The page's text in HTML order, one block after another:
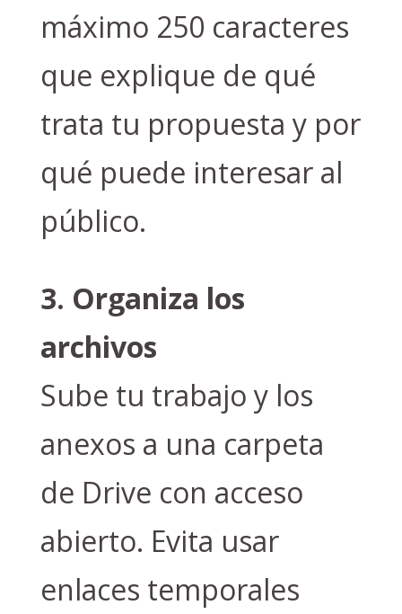
máximo 250 caracteres
que explique de qué
trata tu propuesta y por
qué puede interesar al
público.
3. Organiza los
archivos
Sube tu trabajo y los
anexos a una carpeta
de Drive con acceso
abierto. Evita usar
enlaces temporales